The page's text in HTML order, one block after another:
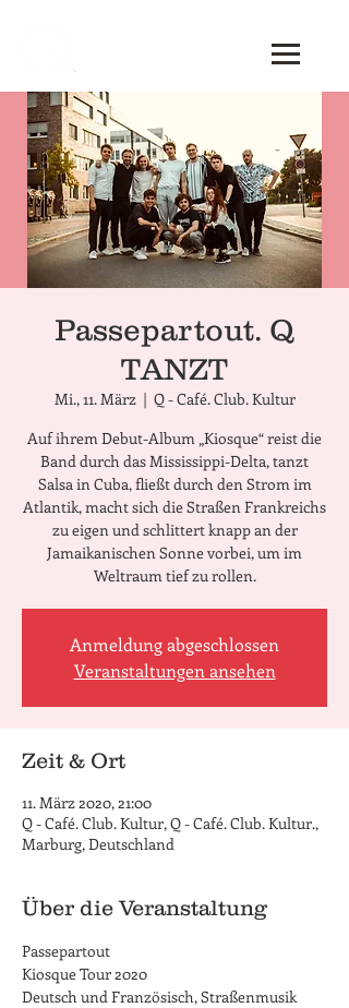
Passepartout. Q
TANZT
Mi., 11. März
  |
Q - Café. Club. Kultur
Auf ihrem Debut-Album „Kiosque“ reist die
Band durch das Mississippi-Delta, tanzt
Salsa in Cuba, fließt durch den Strom im
Atlantik, macht sich die Straßen Frankreichs
zu eigen und schlittert knapp an der
Jamaikanischen Sonne vorbei, um im
Weltraum tief zu rollen.
Anmeldung abgeschlossen
Veranstaltungen ansehen
Zeit & Ort
11. März 2020, 21:00
Q - Café. Club. Kultur, Q - Café. Club. Kultur.,
Marburg, Deutschland
Über die Veranstaltung
Passepartout
Kiosque Tour 2020
Deutsch und Französisch, Straßenmusik